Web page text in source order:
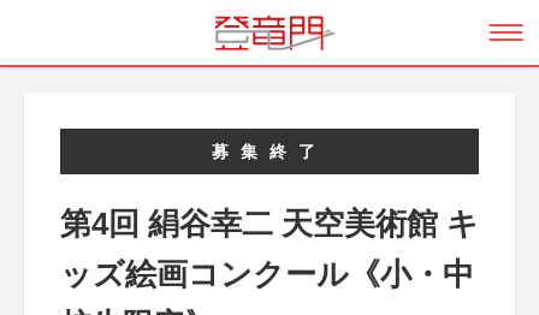
募集終了
第4回 絹谷幸二 天空美術館 キ
ッズ絵画コンクール《小・中